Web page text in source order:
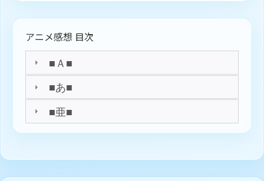
検索
アニメ感想 目次
■Ａ■
■あ■
■亜■